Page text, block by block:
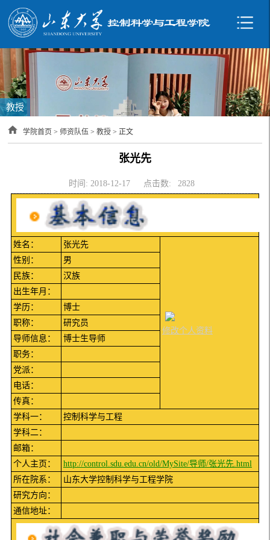
教授
学院首页 > 师资队伍 >教授 > 正文
张光先
时间: 2018-12-17 点击数: 2828
姓名： 张光先
修改个人资料
性别：
男
民族：
汉族
出生年月：
学历：
博士
职称：
研究员
导师信息：
博士生导师
职务：
党派：
电话：
传真：
学科一：
控制科学与工程
学科二：
邮箱：
个人主页：
http://control.sdu.edu.cn/old/MySite/导师/张光先.html
所在院系：
山东大学控制科学与工程学院
研究方向：
通信地址：